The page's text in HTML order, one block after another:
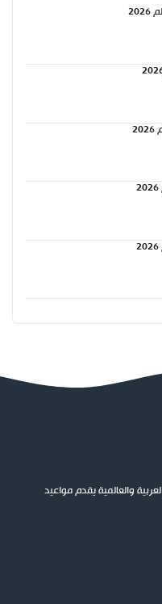
موعد مباراة البرتغال والكونغو في كأس العالم 2026
النمسا والأردن في كأس العالم 2026
موعد مباراة الأرجنتين والجزائر في كأس العالم 2026
موعد مباراة العراق والنرويج في كأس العالم 2026
موعد مباراة فرنسا والسنغال في كأس العالم 2026
والعالمية يقدم مواعيد